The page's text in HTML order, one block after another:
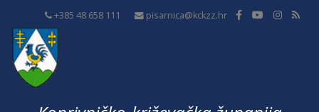
+385 48 658 111 pisarnica@kckzz.hr